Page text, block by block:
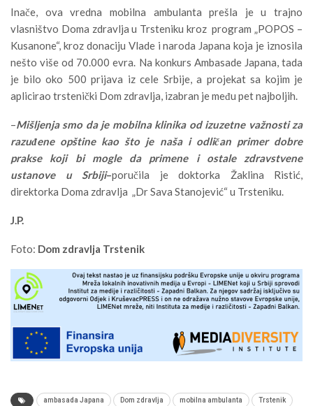
Inače, ova vredna mobilna ambulanta prešla je u trajno
vlasništvo Doma zdravlja u Trsteniku kroz program „POPOS –
Kusanone“, kroz donaciju Vlade i naroda Japana koja je iznosila
nešto više od 70.000 evra. Na konkurs Ambasade Japana, tada
je bilo oko 500 prijava iz cele Srbije, a projekat sa kojim je
aplicirao trstenički Dom zdravlja, izabran je među pet najboljih.
–Mišljenja smo da je mobilna klinika od izuzetne važnosti za
razuđene opštine kao što je naša i odličan primer dobre
prakse koji bi mogle da primene i ostale zdravstvene
ustanove u Srbiji–poručila je doktorka Žaklina Ristić,
direktorka Doma zdravlja „Dr Sava Stanojević“ u Trsteniku.
J.P.
Foto: Dom zdravlja Trstenik
ambasada Japana Dom zdravlja mobilna ambulanta Trstenik